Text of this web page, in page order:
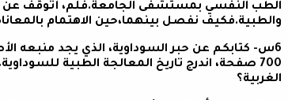
الطب النفسي بمستشفى الجامعة.فلم، أتوقف عن
والطبية.فكيف نفصل بينهما،حين الاهتمام
6س- كتابكم عن حبر السوداوية، الذي يجد منبعه
700 صفحة، اندرج تاريخ المعالجة الطبية
الغربية؟